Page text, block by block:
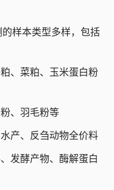
样本类型多样，包括
、菜粕、玉米蛋白粉
、羽毛粉等
产、反刍动物全价料
发酵产物、酶解蛋白